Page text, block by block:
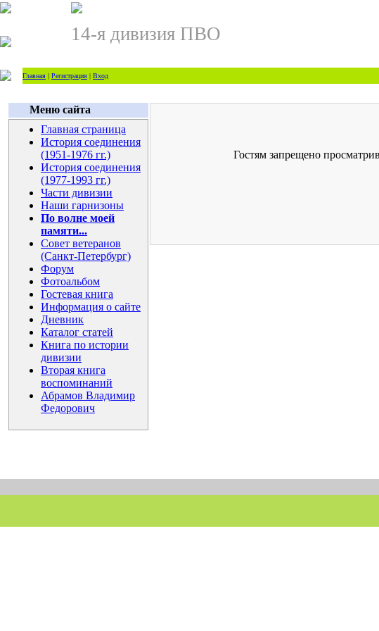
14-я дивизия ПВО
Главная | Регистрация | Вход
Меню сайта
Главная страница
История соединения
(1951-1976 гг.)
История соединения
(1977-1993 гг.)
Части дивизии
Наши гарнизоны
По волне моей
памяти...
Совет ветеранов
(Санкт-Петербург)
Форум
Фотоальбом
Гостевая книга
Информация о сайте
Дневник
Каталог статей
Книга по истории
дивизии
Вторая книга
воспоминаний
Абрамов Владимир
Федорович
Гостям запрещено